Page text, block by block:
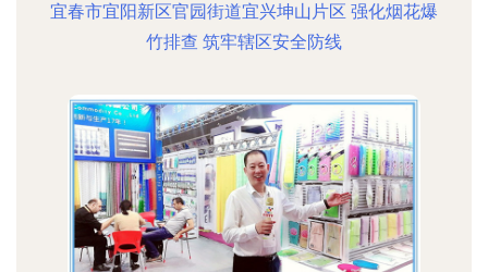
宜春市宜阳新区官园街道宜兴坤山片区 强化烟花爆
竹排查 筑牢辖区安全防线